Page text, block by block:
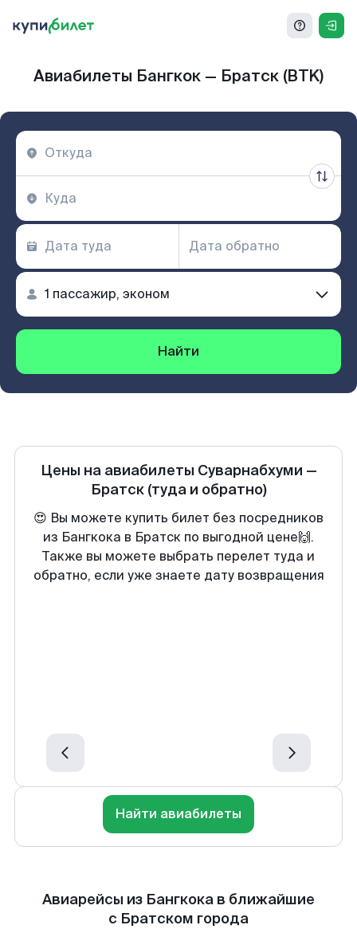
Авиабилеты Бангкок — Братск (BTK)
Найти
Цены на авиабилеты Суварнабхуми —
Братск (туда и обратно)
😍 Вы можете купить билет без посредников
из Бангкока в Братск по выгодной цене🙌.
Также вы можете выбрать перелет туда и
обратно, если уже знаете дату возвращения
Найти авиабилеты
Авиарейсы из Бангкока в ближайшие
с Братском города